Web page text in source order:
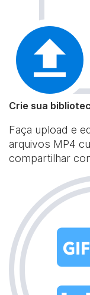
Crie sua
Faça upload e
arquivos MP4
compartilhar